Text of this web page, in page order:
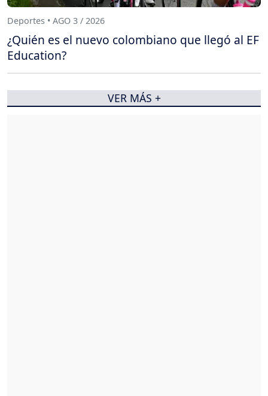
Deportes • AGO 3 / 2026
¿Quién es el nuevo colombiano que llegó al EF
Education?
VER MÁS +